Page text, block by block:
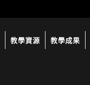
教學資源 教學成果